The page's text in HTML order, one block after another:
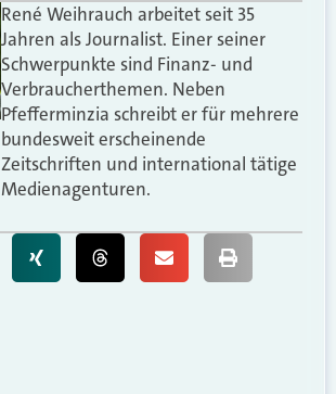
René Weihrauch arbeitet seit 35
Jahren als Journalist. Einer seiner
Schwerpunkte sind Finanz- und
Verbraucherthemen. Neben
Pfefferminzia schreibt er für mehrere
bundesweit erscheinende
Zeitschriften und international tätige
Medienagenturen.